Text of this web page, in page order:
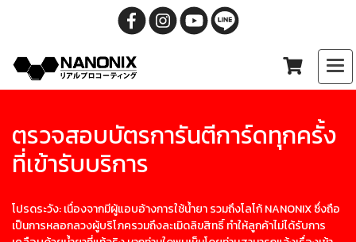
ตรวจสอบบัตรการันตีการ์ดทุกครั้ง
ที่เข้ารับบริการ
โปรดระวัง: เนื่องจากมีผู้แอบอ้างการใช้น้ำยา รวมถึงโลโก้ NANONIX ซึ่งถือ
เป็นการหลอกลวงผู้บริโภครวมถึงละเมิดลิขสิทธิ์ ทำให้ลูกค้าไม่ได้รับการ